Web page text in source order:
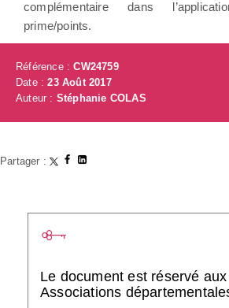
complémentaire dans
prime/points.
Référence :CW24759
Date :23 Août 2017
Auteur : Stéphanie COLAS
Partager :
Le document est réservé
Associations